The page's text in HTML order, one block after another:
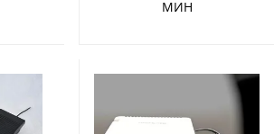
МИН